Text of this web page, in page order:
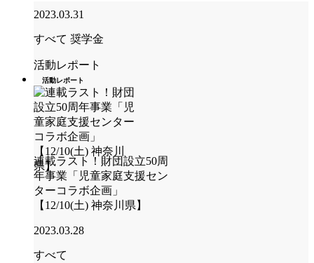
2023.03.31
すべて 奨学金
活動レポート
活動レポート
連載ラスト！財団設立50周
年事業「児童家庭支援セン
ターコラボ企画」
【12/10(土) 神奈川県】
2023.03.28
すべて